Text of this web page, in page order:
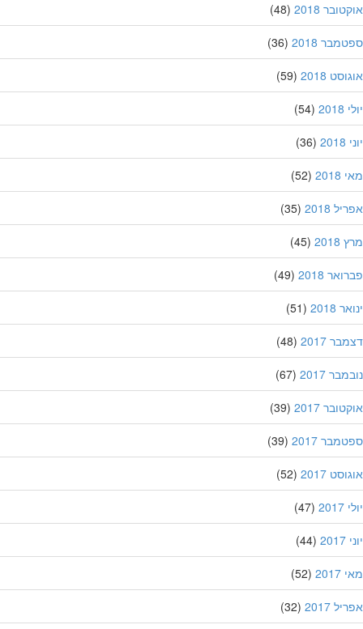
2018
(48)
2018
(36)
2018
(59)
(54)
(36)
(52)
2018
(35)
(45)
2018
(49)
2018
(51)
2017
(48)
2017
(67)
2017
(39)
2017
(39)
2017
(52)
(47)
(44)
(52)
2017
(32)